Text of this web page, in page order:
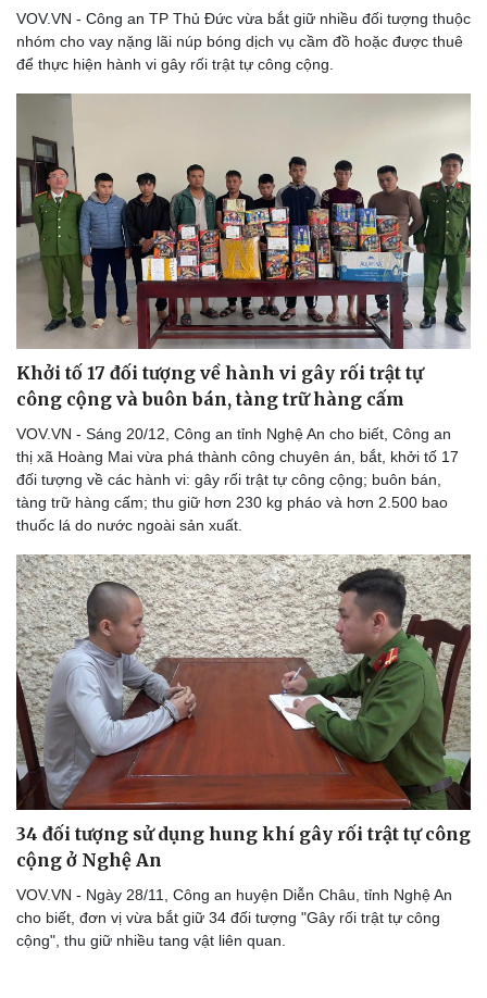
VOV.VN - Công an TP Thủ Đức vừa bắt giữ nhiều đối tượng thuộc
nhóm cho vay nặng lãi núp bóng dịch vụ cầm đồ hoặc được thuê
để thực hiện hành vi gây rối trật tự công cộng.
Khởi tố 17 đối tượng về hành vi gây rối trật tự
công cộng và buôn bán, tàng trữ hàng cấm
VOV.VN - Sáng 20/12, Công an tỉnh Nghệ An cho biết, Công an
thị xã Hoàng Mai vừa phá thành công chuyên án, bắt, khởi tố 17
đối tượng về các hành vi: gây rối trật tự công cộng; buôn bán,
tàng trữ hàng cấm; thu giữ hơn 230 kg pháo và hơn 2.500 bao
thuốc lá do nước ngoài sản xuất.
34 đối tượng sử dụng hung khí gây rối trật tự công
cộng ở Nghệ An
VOV.VN - Ngày 28/11, Công an huyện Diễn Châu, tỉnh Nghệ An
cho biết, đơn vị vừa bắt giữ 34 đối tượng "Gây rối trật tự công
cộng", thu giữ nhiều tang vật liên quan.